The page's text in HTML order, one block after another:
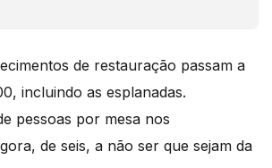
de restauração passam a
incluindo as esplanadas.
pessoas por mesa nos
de seis, a não ser que sejam da